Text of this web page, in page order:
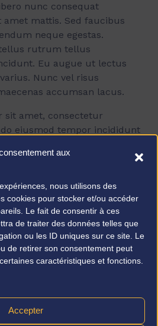
aux
nous utilisons des
cookies pour stocker et/ou accéder
Le fait de consentir à ces
de traiter des données telles que
ou les ID uniques sur ce site. Le
de retirer son consentement peut
caractéristiques et fonctions.
Accepter
nunc consequat
mattis. Sed faucibus
neque egestas.
tellus rutrum tellus
Eu augue ut lectus
Nunc vel risus
accumsan lacus.
sit amet, consectetur
eiusmod tempor incididunt
aliqua. Ut consequat
libero justo laoreet sit amet.
vehicula ipsum. Sem
lorem mollis aliquam ut.
faucibus a
suspendisse interdum
Congue nisi vitae suscipit